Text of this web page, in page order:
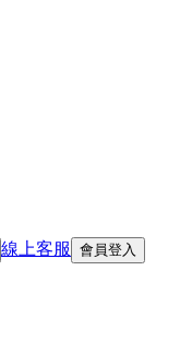
線上客服 會員登入